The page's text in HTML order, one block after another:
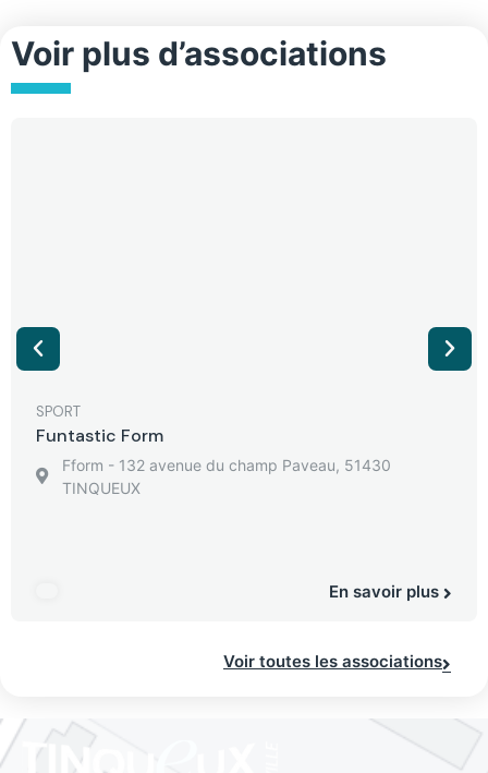
Voir plus d’associations
SPORT
Funtastic Form
Fform - 132 avenue du champ Paveau, 51430
TINQUEUX
En savoir plus
Voir toutes les associations